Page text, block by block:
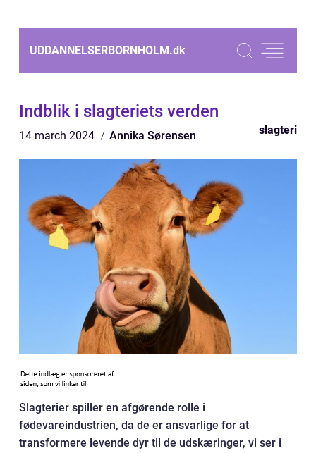
UDDANNELSERBORNHOLM.dk
Indblik i slagteriets verden
14 march 2024 Annika Sørensen slagteri
Slagterier spiller en afgørende rolle i
fødevareindustrien, da de er ansvarlige for at
transformere levende dyr til de udskæringer, vi ser i